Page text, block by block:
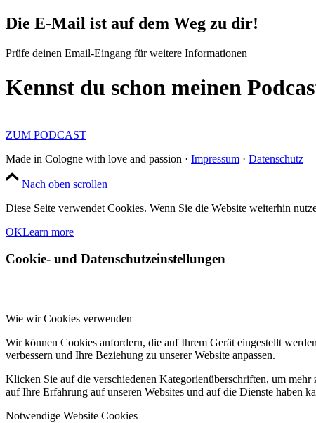
Die E-Mail ist auf dem Weg zu dir!
Prüfe deinen Email-Eingang für weitere Informationen
Kennst du schon meinen
ZUM PODCAST
Made in Cologne with love and passion · Impressum · Datenschutz
Nach oben scrollen
Diese Seite verwendet Cookies. Wenn Sie die Website weiterhin
OKLearn more
Cookie- und Datenschutzeinstellungen
Wie wir Cookies verwenden
Wir können Cookies anfordern, die auf Ihrem Gerät eingestellt
verbessern und Ihre Beziehung zu unserer Website anpassen.
Klicken Sie auf die verschiedenen Kategorienüberschriften, um
auf Ihre Erfahrung auf unseren Websites und auf die Dienste haben
Notwendige Website Cookies